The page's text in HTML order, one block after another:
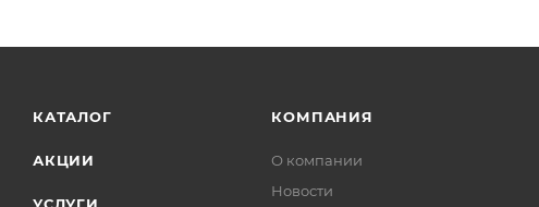
КАТАЛОГ
АКЦИИ
КОМПАНИЯ
О компании
Новости